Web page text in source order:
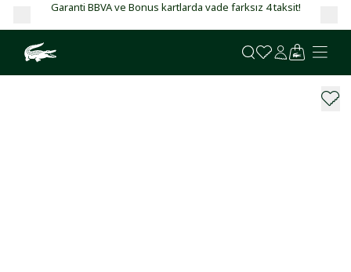
Garanti BBVA ve Bonus kartlarda vade farksız 4 taksit!